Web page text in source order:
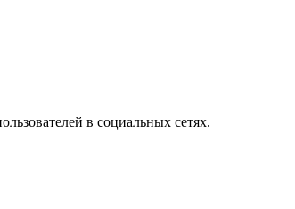
в социальных сетях.